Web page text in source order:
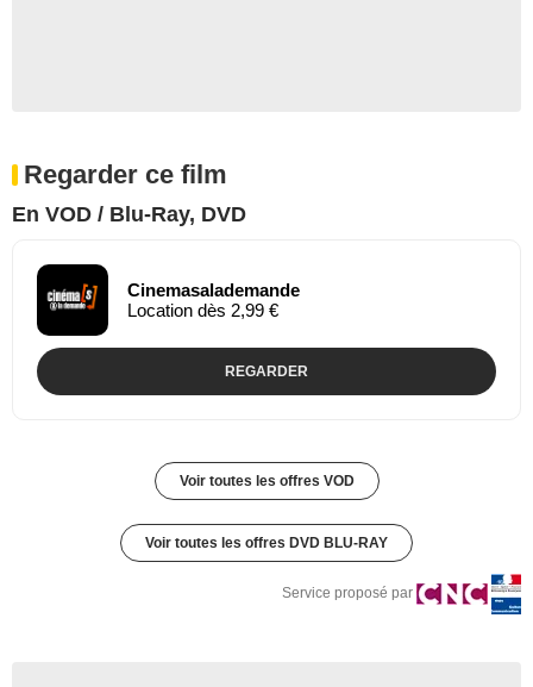
Regarder ce film
En VOD / Blu-Ray, DVD
Cinemasalademande
Location dès 2,99 €
REGARDER
Voir toutes les offres VOD
Voir toutes les offres DVD BLU-RAY
Service proposé par